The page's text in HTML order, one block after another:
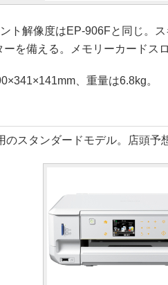
ト解像度はEP-906Fと同じ。ス
を備える。メモリーカードス
、重量は6.8kg。
スタンダードモデル。店頭予